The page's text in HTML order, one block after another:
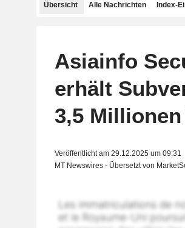
Übersicht Alle Nachrichten Index-
Asiainfo
erhält
3,5 Millionen
Veröffentlicht am 29.12.2025 um 09:31
MT Newswires - Übersetzt von